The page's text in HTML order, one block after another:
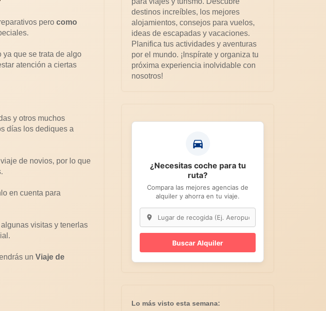
pero como
ya que se trata de algo
atención a ciertas
y otros muchos
días los dediques a
de novios, por lo que
en cuenta para
visitas y tenerlas
un Viaje de
destinos increíbles, los mejores
alojamientos, consejos para vuelos,
ideas de escapadas y vacaciones.
Planifica tus actividades y aventuras
por el mundo. ¡Inspírate y organiza tu
próxima experiencia inolvidable con
nosotros!
¿Necesitas coche para tu
ruta?
Compara las mejores agencias de
alquiler y ahorra en tu viaje.
Buscar Alquiler
Lo más visto esta semana: